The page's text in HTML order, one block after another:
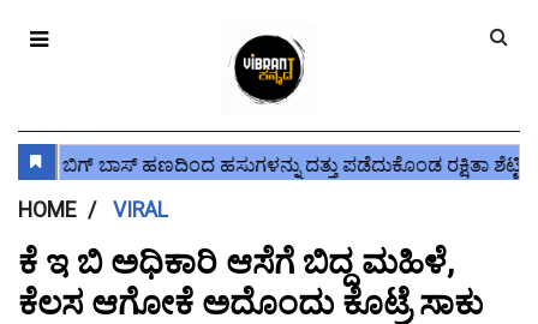
HOME VIRAL
ಕೆ ಇ ಬಿ ಅಧಿಕಾರಿ ಆಸೆಗೆ ಬಿದ್ದ ಮಹಿಳೆ,
ಕೆಲಸ ಆಗೋಕೆ ಅದೊಂದು ಕೊಟ್ರೆ ಸಾಕು